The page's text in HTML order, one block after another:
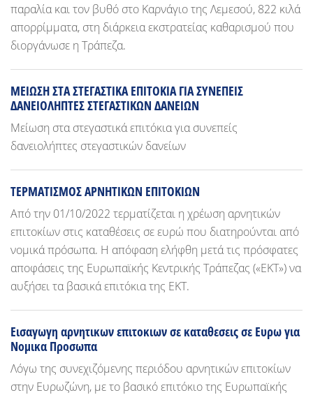
παραλία και τον βυθό στο Καρνάγιο της Λεμεσού, 822 κιλά
απορρίμματα, στη διάρκεια εκστρατείας καθαρισμού που
διοργάνωσε η Τράπεζα.
ΜΕΙΩΣΗ ΣΤΑ ΣΤΕΓΑΣΤΙΚΑ ΕΠΙΤΟΚΙΑ ΓΙΑ ΣΥΝΕΠΕΙΣ
ΔΑΝΕΙΟΛΗΠΤΕΣ ΣΤΕΓΑΣΤΙΚΩΝ ΔΑΝΕΙΩΝ
Μείωση στα στεγαστικά επιτόκια για συνεπείς
δανειολήπτες στεγαστικών δανείων
ΤΕΡΜΑΤΙΣΜΟΣ ΑΡΝΗΤΙΚΩΝ ΕΠΙΤΟΚΙΩΝ
Από την 01/10/2022 τερματίζεται η χρέωση αρνητικών
επιτοκίων στις καταθέσεις σε ευρώ που διατηρούνται από
νομικά πρόσωπα. Η απόφαση ελήφθη μετά τις πρόσφατες
αποφάσεις της Ευρωπαϊκής Κεντρικής Τράπεζας («ΕΚΤ») να
αυξήσει τα βασικά επιτόκια της ΕΚΤ.
Εισαγωγη αρνητικων επιτοκιων σε καταθεσεις σε Ευρω για
Νομικα Προσωπα
Λόγω της συνεχιζόμενης περιόδου αρνητικών επιτοκίων
στην Ευρωζώνη, με το βασικό επιτόκιο της Ευρωπαϊκής